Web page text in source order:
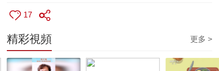
17
精彩視頻 更多 >